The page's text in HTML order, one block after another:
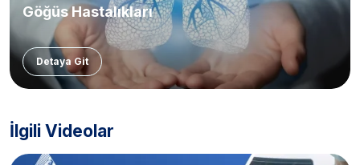
Göğüs Hastalıkları
Detaya Git
İlgili Videolar